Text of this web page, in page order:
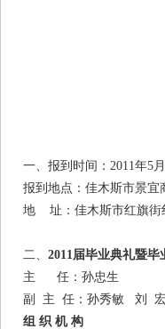
一、报到时间：2011年5
报到地点：佳木斯市景宜
地 址：佳木斯市红旗街
二、 2011届毕业典礼暨毕
主 任：孙忠生
副 主 任：孙秀敏 刘
组 织 机 构